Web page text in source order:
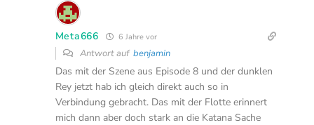
Meta666 6 Jahre vor
Antwort auf benjamin
Das mit der Szene aus Episode 8 und der dunklen
Rey jetzt hab ich gleich direkt auch so in
Verbindung gebracht. Das mit der Flotte erinnert
mich dann aber doch stark an die Katana Sache